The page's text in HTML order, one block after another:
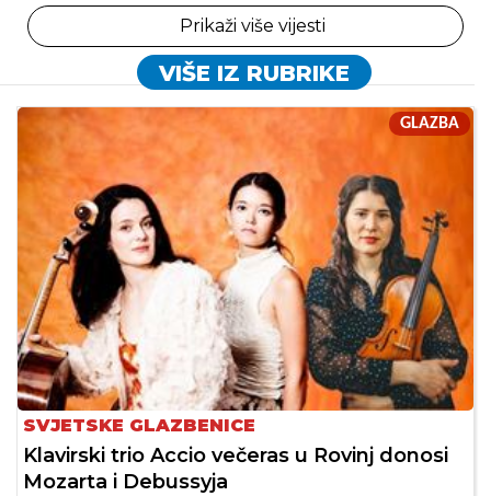
Prikaži više vijesti
VIŠE IZ RUBRIKE
GLAZBA
SVJETSKE GLAZBENICE
Klavirski trio Accio večeras u Rovinj donosi
Mozarta i Debussyja